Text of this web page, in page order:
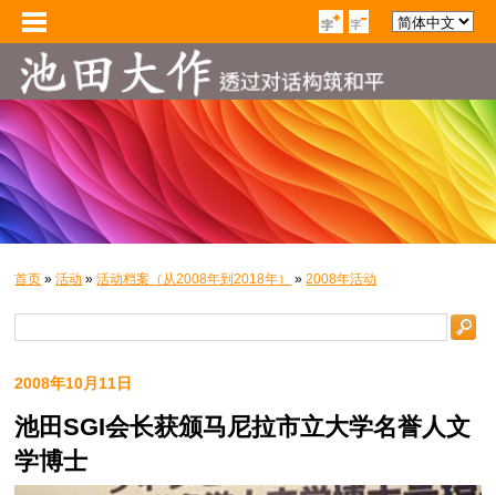
首页 »活动 »活动档案（从2008年到2018年） »2008年活动
2008年10月11日
池田SGI会长获颁马尼拉市立大学名誉人文
学博士